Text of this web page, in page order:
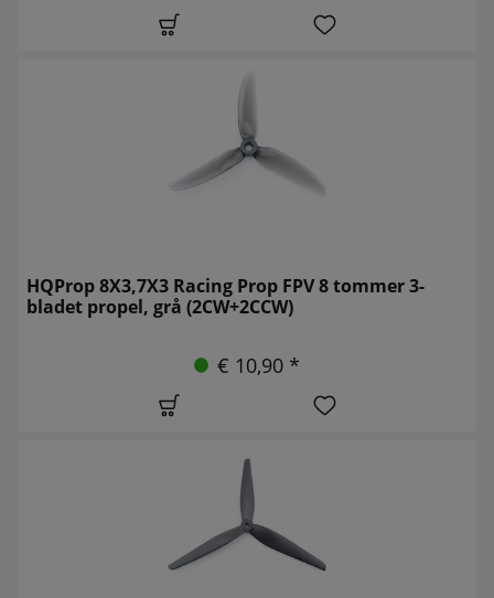
HQProp 8X3,7X3 Racing Prop FPV 8 tommer 3-
bladet propel, grå (2CW+2CCW)
€ 10,90 *